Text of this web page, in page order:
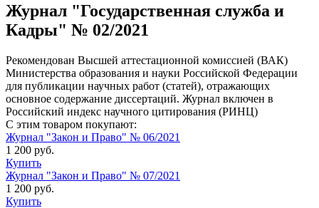
Журнал "Государственная служба и
Кадры" № 02/2021
Рекомендован Высшей аттестационной комиссией (ВАК)
Министерства образования и науки Российской Федерации
для публикации научных работ (статей), отражающих
основное содержание диссертаций. Журнал включен в
Российский индекс научного цитирования (РИНЦ)
С этим товаром покупают:
Журнал "Закон и Право" № 06/2021
1 200 руб.
Купить
Журнал "Закон и Право" № 07/2021
1 200 руб.
Купить